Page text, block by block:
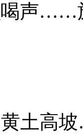
声……
土高